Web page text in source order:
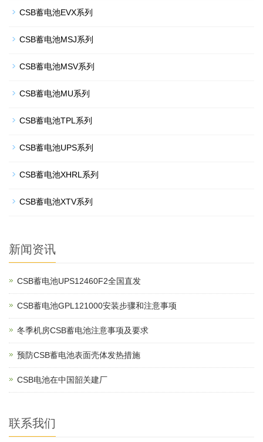
CSB蓄电池EVX系列
CSB蓄电池MSJ系列
CSB蓄电池MSV系列
CSB蓄电池MU系列
CSB蓄电池TPL系列
CSB蓄电池UPS系列
CSB蓄电池XHRL系列
CSB蓄电池XTV系列
新闻资讯
CSB蓄电池UPS12460F2全国直发
CSB蓄电池GPL121000安装步骤和注意事项
冬季机房CSB蓄电池注意事项及要求
预防CSB蓄电池表面壳体发热措施
CSB电池在中国韶关建厂
联系我们